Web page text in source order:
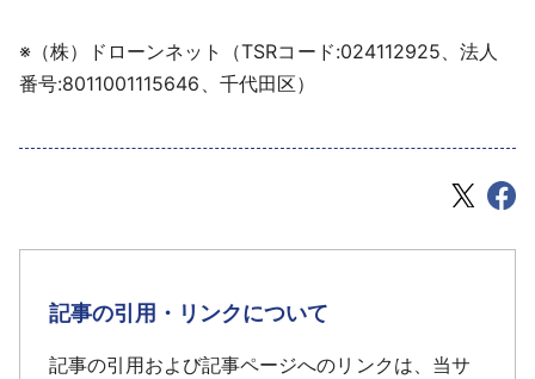
※（株）ドローンネット（TSRコード:024112925、法人
番号:8011001115646、千代田区）
記事の引用・リンクについて
記事の引用および記事ページへのリンクは、当サ